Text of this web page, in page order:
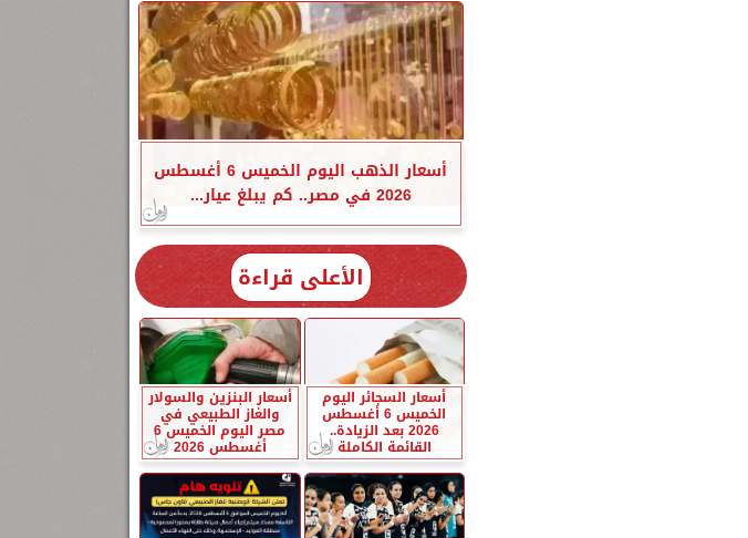
أسعار الذهب اليوم الخميس 6 أغسطس
2026 في مصر.. كم يبلغ عيار...
الأعلى قراءة
أسعار السجائر اليوم
الخميس 6 أغسطس
2026 بعد الزيادة..
القائمة الكاملة
أسعار البنزين والسولار
والغاز الطبيعي في
مصر اليوم الخميس 6
أغسطس 2026